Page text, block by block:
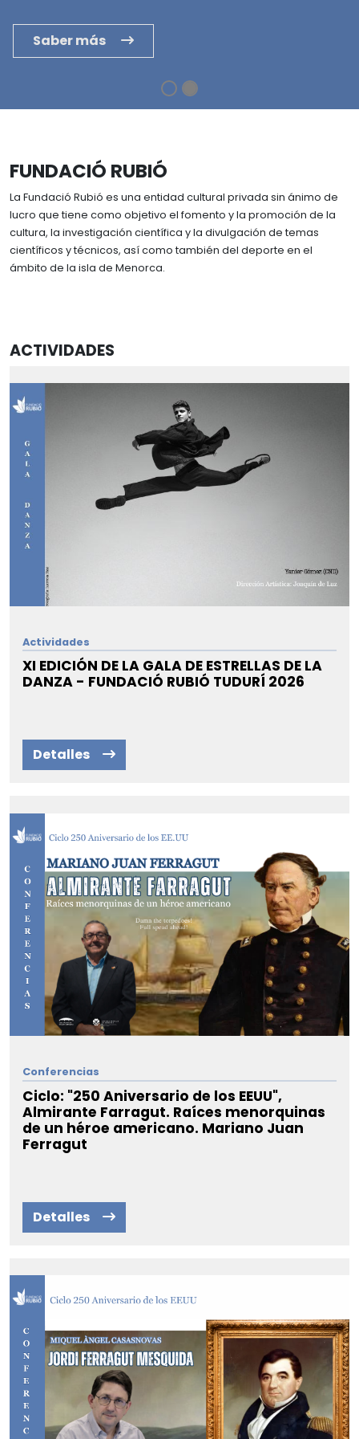
Memorias
Mecenazgos
Reconocimientos
Familia Rubió Tudurí
BIBLIOTECA
Instalaciones y servicios
Catálogo y fondos
ATLAS NÁUTICO
Saber más
FUNDACIÓ RUBIÓ
La Fundació Rubió es una entidad cultural privada sin ánimo de
lucro que tiene como objetivo el fomento y la promoción de la
cultura, la investigación científica y la divulgación de temas
científicos y técnicos, así como también del deporte en el
ámbito de la isla de Menorca.
ACTIVIDADES
Detalles
Actividades
XI EDICIÓN DE LA GALA DE ESTRELLAS DE LA
DANZA - FUNDACIÓ RUBIÓ TUDURÍ 2026
Detalles
Conferencias
Ciclo: "250 Aniversario de los EEUU",
Almirante Farragut. Raíces menorquinas
de un héroe americano. Mariano Juan
Ferragut